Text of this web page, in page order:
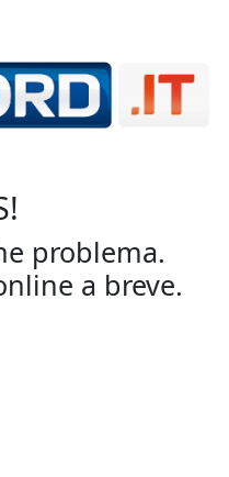
problema.
a breve.